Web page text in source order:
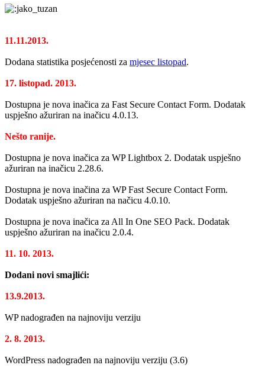
11.11.2013.
Dodana statistika posjećenosti za mjesec listopad.
17. listopad. 2013.
Dostupna je nova inačica za Fast Secure Contact Form. Dodatak
uspješno ažuriran na inačicu 4.0.13.
Nešto ranije.
Dostupna je nova inačica za WP Lightbox 2. Dodatak uspješno
ažuriran na inačicu 2.28.6.
Dostupna je nova inačina za WP Fast Secure Contact Form.
Dodatak uspješno ažuriran na načicu 4.0.10.
Dostupna je nova inačica za All In One SEO Pack. Dodatak
uspješno ažuriran na inačicu 2.0.4.
11. 10. 2013.
Dodani novi smajlići:
13.9.2013.
WP nadograđen na najnoviju verziju
2. 8. 2013.
WordPress nadograđen na najnoviju verziju (3.6)